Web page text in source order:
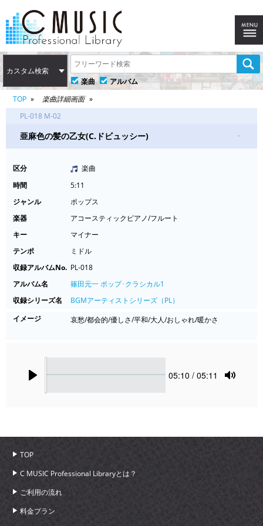
カスタム検索
楽曲
アルバム
TOP
楽曲詳細画面
PL-018 M-02
亜麻色の髪の乙女(C.ドビュッシー) -
区分
楽曲
時間
5:11
ジャンル
ポップス
楽器
アコースティックピアノ/フルート
キー
マイナー
テンポ
ミドル
収録アルバムNo. PL-018
アルバム名
篠田元一 ポップ･クラシカル1
収録シリーズ名
BGMアーティストシリーズ（PL）
イメージ
哀愁/都会的/優しさ/平和/大人/おしゃれ/暖かさ
Current
05:10 / 05:11
TOP
C MUSIC Professional Libraryとは？
ご利用の流れ
料金プラン